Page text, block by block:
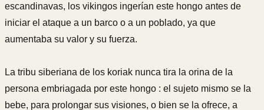
escandinavas, los vikingos ingerían este hongo antes de
iniciar el ataque a un barco o a un poblado, ya que
aumentaba su valor y su fuerza.
La tribu siberiana de los koriak nunca tira la orina de la
persona embriagada por este hongo : el sujeto mismo se la
bebe, para prolongar sus visiones, o bien se la ofrece, a